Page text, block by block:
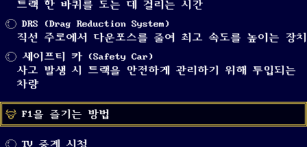
트랙 한 바퀴를 도는 데 걸리는 시간
DRS (Drag Reduction System)
직선 주로에서 다운포스를 줄여 최고 속도를 높이는 장치
세이프티 카 (Safety Car)
사고 발생 시 트랙을 안전하게 관리하기 위해 투입되는
차량
F1을 즐기는 방법
TV 중계 시청